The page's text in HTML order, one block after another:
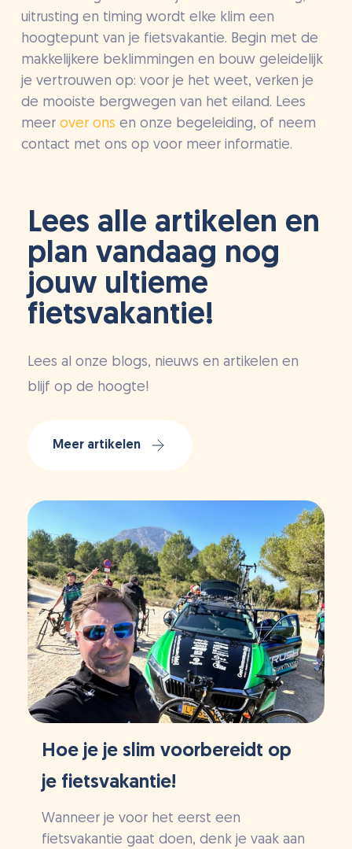
uitrusting en timing wordt elke klim een
hoogtepunt van je fietsvakantie. Begin met de
makkelijkere beklimmingen en bouw geleidelijk
je vertrouwen op: voor je het weet, verken je
de mooiste bergwegen van het eiland. Lees
meer over ons en onze begeleiding, of neem
contact met ons op voor meer informatie.
Lees alle artikelen en
plan vandaag nog
jouw ultieme
fietsvakantie!
Lees al onze blogs, nieuws en artikelen en
blijf op de hoogte!
Meer artikelen
Hoe je je slim voorbereidt op
je fietsvakantie!
Wanneer je voor het eerst een
fietsvakantie gaat doen, denk je vaak aan